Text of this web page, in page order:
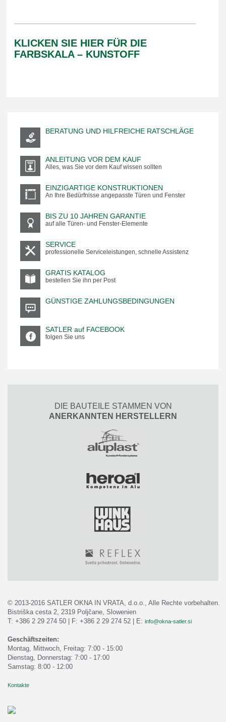
KLICKEN SIE HIER FÜR DIE
FARBSKALA – KUNSTOFF
BERATUNG UND HILFREICHE RATSCHLÄGE
ANLEITUNG VOR DEM KAUF
Alles, was Sie vor dem Kauf wissen sollten
EINZIGARTIGE KONSTRUKTIONEN
An Ihre Bedürfnisse angepasste Türen und Fenster
BIS ZU 10 JAHREN GARANTIE
auf alle Türen- und Fenster-Elemente
SERVICE
professionelle Serviceleistungen, schnelle Assistenz
GRATIS KATALOG
bestellen Sie ihn per Post
GÜNSTIGE ZAHLUNGSBEDINGUNGEN
SATLER auf FACEBOOK
folgen Sie uns
DIE BAUTEILE STAMMEN VON
ANERKANNTEN HERSTELLERN
© 2013-2016 SATLER OKNA IN VRATA, d.o.o., Alle Rechte vorbehalten.
Bistriška cesta 2, 2319 Poljčane, Slowenien
T: +386 2 29 274 50 | F: +386 2 29 274 52 | E: info@okna-satler.si
Geschäftszeiten:
Montag, Mittwoch, Freitag: 7:00 - 15:00
Dienstag, Donnerstag: 7:00 - 17:00
Samstag: 8:00 - 12:00
Kontakte